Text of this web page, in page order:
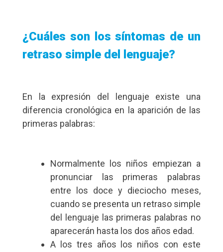
¿Cuáles son los síntomas de un
retraso simple del lenguaje?
En la expresión del lenguaje existe una
diferencia cronológica en la aparición de las
primeras palabras:
Normalmente los niños empiezan a
pronunciar las primeras palabras
entre los doce y dieciocho meses,
cuando se presenta un retraso simple
del lenguaje las primeras palabras no
aparecerán hasta los dos años edad.
A los tres años los niños con este